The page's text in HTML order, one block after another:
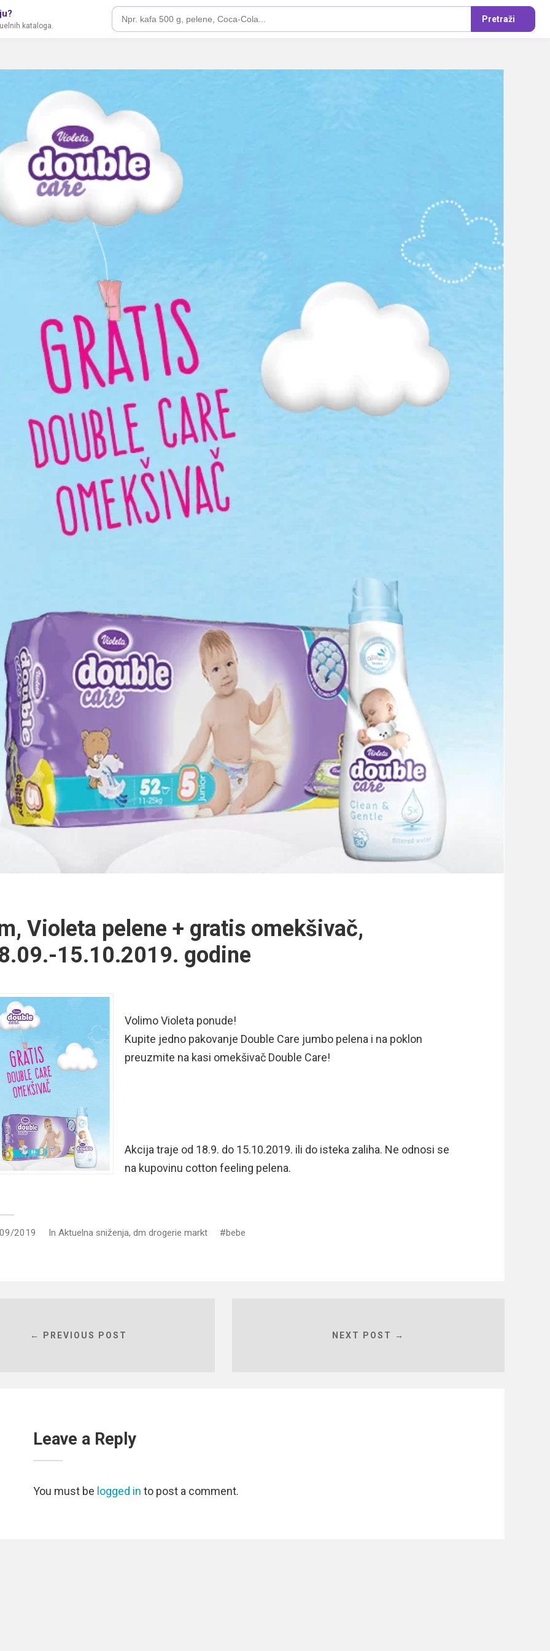
kataloga.
Pretraži
Violeta pelene + gratis omekšivač,
15.10.2019. godine
Volimo Violeta ponude!
Kupite jedno pakovanje Double Care jumbo pelena i na poklon
preuzmite na kasi omekšivač Double Care!
Akcija traje od 18.9. do 15.10.2019. ili do isteka zaliha. Ne odnosi se
na kupovinu cotton feeling pelena.
2019 InAktuelna sniženja,dm drogerie markt bebe
← PREVIOUS POST NEXT POST →
Leave a Reply
You must be logged in to post a comment.